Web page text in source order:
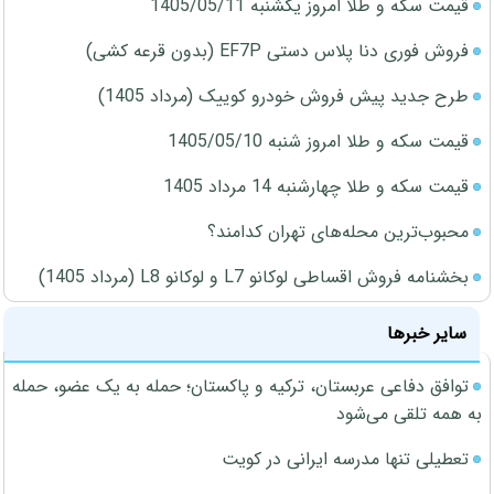
قیمت سکه و طلا امروز یکشنبه 1405/05/11
فروش فوری دنا پلاس دستی EF7P (بدون قرعه کشی)
طرح جدید پیش فروش خودرو کوییک (مرداد 1405)
قیمت سکه و طلا امروز شنبه 1405/05/10
قیمت سکه و طلا چهارشنبه 14 مرداد 1405
محبوب‌ترین محله‌های تهران کدامند؟
بخشنامه فروش اقساطی لوکانو L7 و لوکانو L8 (مرداد 1405)
سایر خبرها
توافق دفاعی عربستان، ترکیه و پاکستان؛ حمله به یک عضو، حمله
به همه تلقی می‌شود
تعطیلی تنها مدرسه ایرانی در کویت